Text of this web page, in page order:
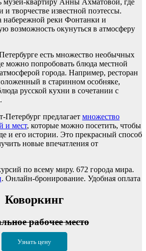
музей-квартиру Анны Ахматовой, где
творчестве известной поэтессы.
набережной реки Фонтанки и
возможность окунуться в атмосферу
есть множество необычных
можно попробовать блюда местной
города. Например, ресторан
в старинном особняке,
русской кухни в сочетании с
предлагает множество
и мест, которые можно посетить, чтобы
и его истории. Это прекрасный способ
новые впечатления от
по всему миру. 672 города мира.
. Онлайн-бронирование. Удобная оплата
Коворкинг
рабочее место
Узнать цену